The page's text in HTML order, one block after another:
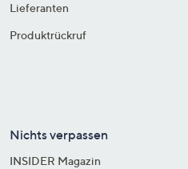
Lieferanten
Produktrückruf
Nichts verpassen
INSIDER Magazin